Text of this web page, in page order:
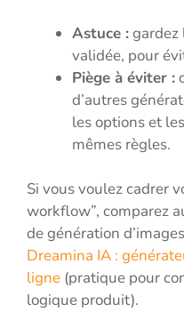
Astuce :gardez
validée, pour
Piège à éviter :
d’autres
les options et
mêmes règles.
Si vous voulez cadrer
workflow”, comparez
de génération
Dreamina IA :
ligne (pratique pour
logique produit).